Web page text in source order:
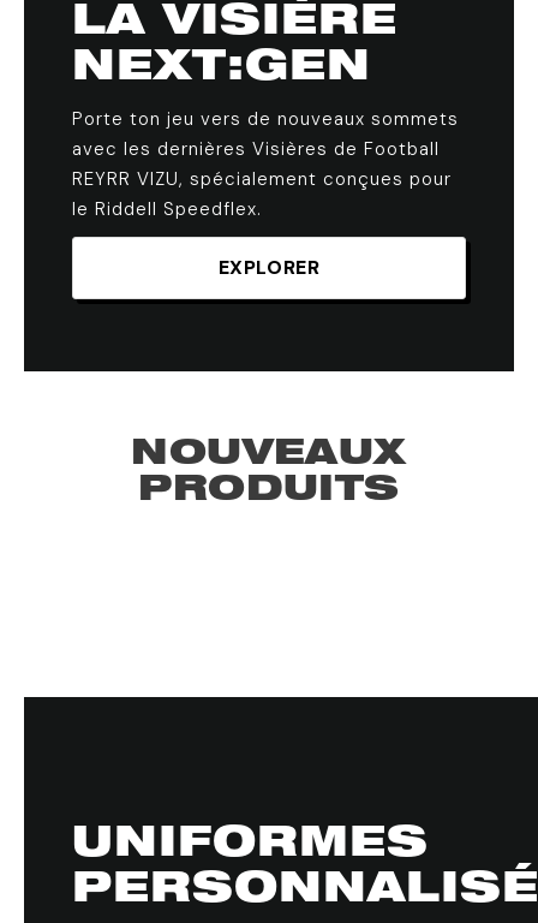
LA VISIÈRE
NEXT:GEN
Porte ton jeu vers de nouveaux sommets
avec les dernières Visières de Football
REYRR VIZU, spécialement conçues pour
le Riddell Speedflex.
EXPLORER
NOUVEAUX
PRODUITS
UNIFORMES